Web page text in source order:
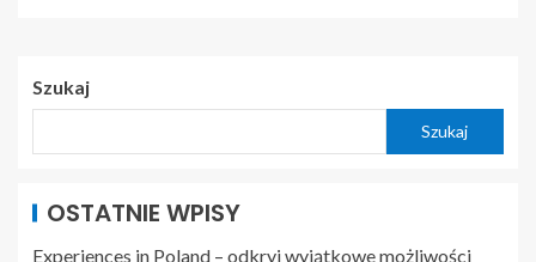
Szukaj
Szukaj
OSTATNIE WPISY
Experiences in Poland – odkryj wyjątkowe możliwości